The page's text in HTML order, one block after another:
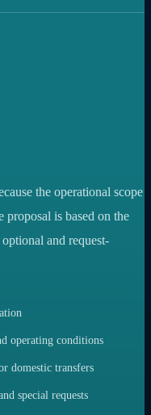
the operational scope
proposal is based on the
and request-
operating conditions
domestic transfers
special requests